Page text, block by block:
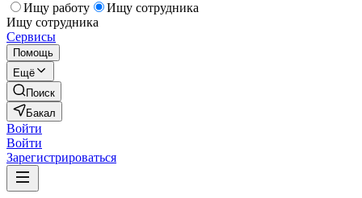
Ищу работу
Ищу сотрудника
Ищу сотрудника
Сервисы
Помощь
Ещё
Поиск
Бакал
Войти
Войти
Зарегистрироваться